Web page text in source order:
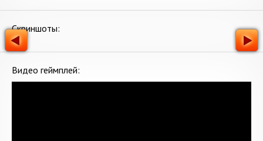
Скриншоты:
Видео геймплей: